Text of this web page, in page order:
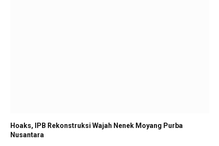
Hoaks, IPB Rekonstruksi Wajah Nenek Moyang Purba
Nusantara